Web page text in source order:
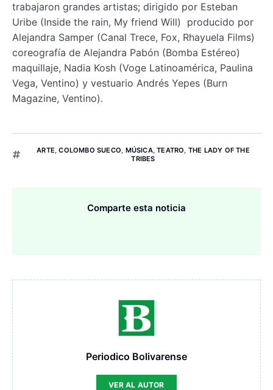
trabajaron grandes artistas; dirigido por Esteban
Uribe (Inside the rain, My friend Will) producido por
Alejandra Samper (Canal Trece, Fox, Rhayuela Films)
coreografía de Alejandra Pabón (Bomba Estéreo)
maquillaje, Nadia Kosh (Voge Latinoamérica, Paulina
Vega, Ventino) y vestuario Andrés Yepes (Burn
Magazine, Ventino).
ARTE,COLOMBO SUECO, MÚSICA,TEATRO, THE LADY OF THE
TRIBES
Comparte esta noticia
Periodico Bolivarense
VER AL AUTOR